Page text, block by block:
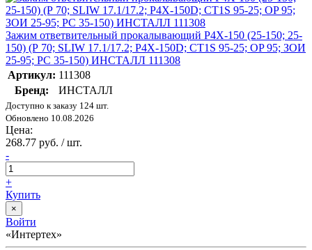
Зажим ответвительный прокалывающий P4X-150 (25-150; 25-
150) (Р 70; SLIW 17.1/17.2; P4X-150D; CT1S 95-25; OP 95; ЗОИ
25-95; PC 35-150) ИНСТАЛЛ 111308
Артикул: 111308
Бренд:
ИНСТАЛЛ
Доступно к заказу 124 шт.
Обновлено 10.08.2026
Цена:
268.77 руб. / шт.
-
+
Купить
×
Войти
«Интертех»